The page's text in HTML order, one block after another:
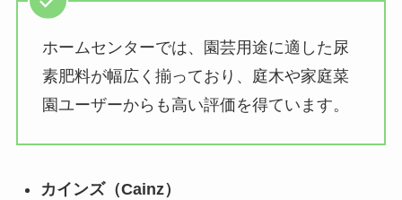
ホームセンターでは、園芸用途に適した尿
素肥料が幅広く揃っており、庭木や家庭菜
園ユーザーからも高い評価を得ています。
カインズ（Cainz）